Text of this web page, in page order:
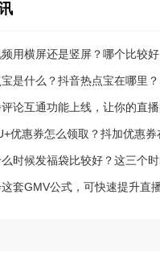
用横屏还是竖屏？哪个比较好
是什么？抖音热点宝在哪里？
论互通功能上线，让你的直播
优惠券怎么领取？抖加优惠
时候发福袋比较好？这三个时
套GMV公式，可快速提升直